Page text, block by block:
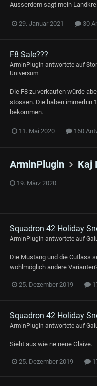
Ausserdem sagt mein
29. Januar 2021 30
F8 Sale???
ArminPlugin antwortete auf
Universum
Die F8 zu verkaufen würde
stossen. Die haben immerhin
bekommen.
11. Mai 2020 160
ArminPlugin Kaj
19. März 2020
Squadron 42 Holiday
ArminPlugin antwortete auf
Die Mustang und die Cutlass
wohlmöglich andere
25. Dezember 2019
Squadron 42 Holiday
ArminPlugin antwortete auf
Sieht aus wie ne neue Glaive.
25. Dezember 2019